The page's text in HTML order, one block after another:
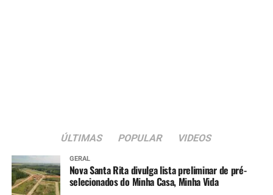
ÚLTIMAS POPULAR VIDEOS
GERAL
Nova Santa Rita divulga lista preliminar de pré-
selecionados do Minha Casa, Minha Vida